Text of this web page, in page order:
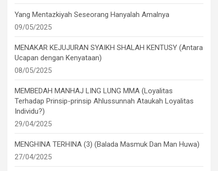
Yang Mentazkiyah Seseorang Hanyalah Amalnya
09/05/2025
MENAKAR KEJUJURAN SYAIKH SHALAH KENTUSY (Antara
Ucapan dengan Kenyataan)
08/05/2025
MEMBEDAH MANHAJ LING LUNG MMA (Loyalitas
Terhadap Prinsip-prinsip Ahlussunnah Ataukah Loyalitas
Individu?)
29/04/2025
MENGHINA TERHINA (3) (Balada Masmuk Dan Man Huwa)
27/04/2025